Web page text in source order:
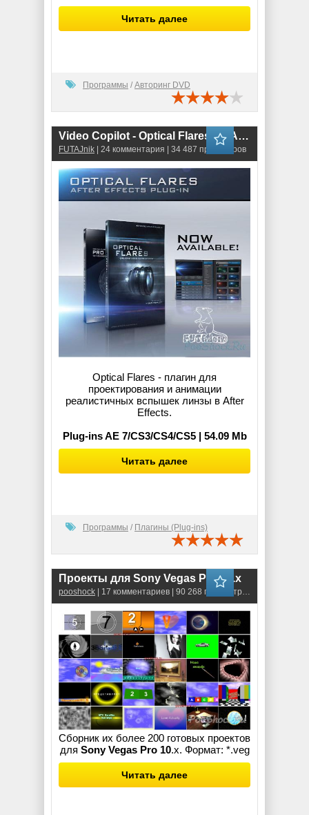
Читать далее
Программы / Авторинг DVD
Video Copilot - Optical Flares for After Effect + Pro Presets (Версия: 1.2.132)
FUTAJnik | 24 комментария | 34 487 просмотров
Optical Flares - плагин для
проектирования и анимации
реалистичных вспышек линзы в After
Effects.
Plug-ins AE 7/CS3/CS4/CS5 | 54.09 Mb
Читать далее
Программы / Плагины (Plug-ins)
Проекты для Sony Vegas Pro 10.x
pooshock | 17 комментариев | 90 268 просмотров
Сборник их более 200 готовых проектов
для Sony Vegas Pro 10.x. Формат: *.veg
Читать далее